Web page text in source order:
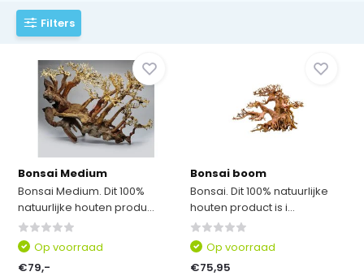
Filters
Bonsai Medium
Bonsai Medium. Dit 100%
natuurlijke houten produ...
Op voorraad
€79,-
Bonsai boom
Bonsai. Dit 100% natuurlijke
houten product is i...
Op voorraad
€75,95